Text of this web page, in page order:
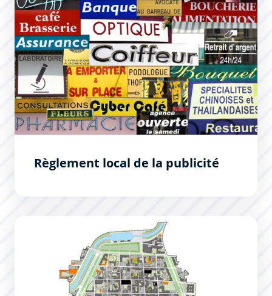
Règlement local de la publicité
Plan de Sauvegarde et de Mise en Valeur de la Bastide